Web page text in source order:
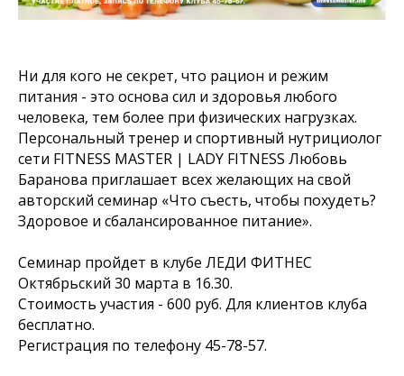
Ни для кого не секрет, что рацион и режим
питания - это основа сил и здоровья любого
человека, тем более при физических нагрузках.
Персональный тренер и спортивный нутрициолог
сети FITNESS MASTER | LADY FITNESS Любовь
Баранова приглашает всех желающих на свой
авторский семинар «Что съесть, чтобы похудеть?
Здоровое и сбалансированное питание».
Семинар пройдет в клубе ЛЕДИ ФИТНЕС
Октябрьский 30 марта в 16.30.
Стоимость участия - 600 руб. Для клиентов клуба
бесплатно.
Регистрация по телефону 45-78-57.